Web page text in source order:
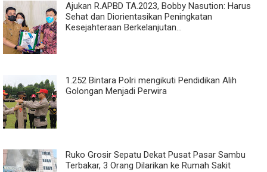
Ajukan R.APBD TA.2023, Bobby Nasution: Harus
Sehat dan Diorientasikan Peningkatan
Kesejahteraan Berkelanjutan...
1.252 Bintara Polri mengikuti Pendidikan Alih
Golongan Menjadi Perwira
Ruko Grosir Sepatu Dekat Pusat Pasar Sambu
Terbakar, 3 Orang Dilarikan ke Rumah Sakit